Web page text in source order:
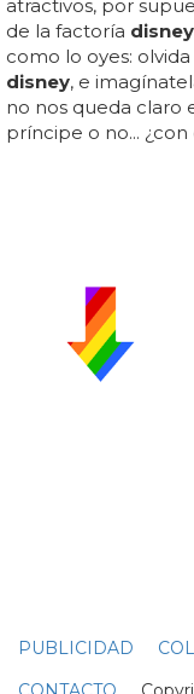
atractivos, por
de la factoría disney
como lo oyes:
disney, e
no nos queda claro
príncipe o no... ¿con
PUBLICIDAD